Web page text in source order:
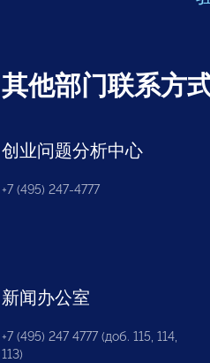
其他部门联系方
创业问题分析中心
+7 (495) 247-4777
新闻办公室
+7 (495) 247 4777 (доб. 115, 114,
113)